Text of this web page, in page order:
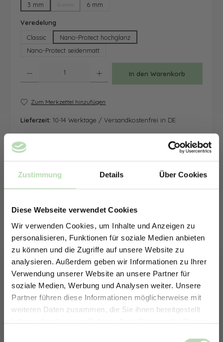
Zustimmung Details Über Cookies
Diese Webseite verwendet Cookies
Wir verwenden Cookies, um Inhalte und Anzeigen zu
personalisieren, Funktionen für soziale Medien anbieten
zu können und die Zugriffe auf unsere Website zu
analysieren. Außerdem geben wir Informationen zu Ihrer
Verwendung unserer Website an unsere Partner für
soziale Medien, Werbung und Analysen weiter. Unsere
Partner führen diese Informationen möglicherweise mit
weiteren Daten zusammen, die Sie ihnen bereitgestellt
haben oder die sie im Rahmen Ihrer Nutzung der Dienste
3 mm
(Diese Option ist zurzeit nicht verfügbar.)
6 mm
Veredelung
Classic
Nano-Protect hochglanz
Nano-Protect seidenmatt
In den Warenkorb
Zum Merkzettel hinzufügen
Lieferzeit: 10-14 Werktage / Versandkostenfrei in DE
ERHALTE 5% RABATT AUF
DEINE RÜCKWÄNDE